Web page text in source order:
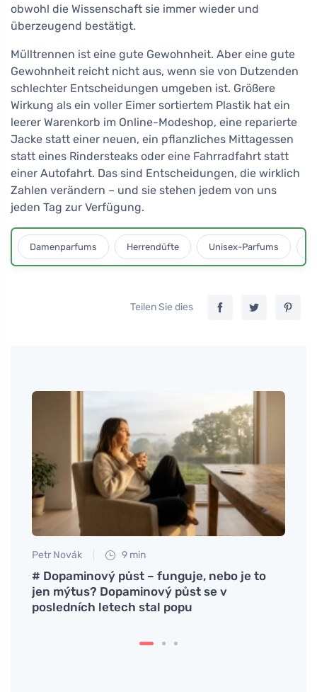
obwohl die Wissenschaft sie immer wieder und
überzeugend bestätigt.
Mülltrennen ist eine gute Gewohnheit. Aber eine gute
Gewohnheit reicht nicht aus, wenn sie von Dutzenden
schlechter Entscheidungen umgeben ist. Größere
Wirkung als ein voller Eimer sortiertem Plastik hat ein
leerer Warenkorb im Online-Modeshop, eine reparierte
Jacke statt einer neuen, ein pflanzliches Mittagessen
statt eines Rindersteaks oder eine Fahrradfahrt statt
einer Autofahrt. Das sind Entscheidungen, die wirklich
Zahlen verändern – und sie stehen jedem von uns
jeden Tag zur Verfügung.
Damenparfums Herrendüfte Unisex-Parfums
Teilen Sie dies
Petr Novák 9 min
# Dopaminový půst – funguje, nebo je to
jen mýtus? Dopaminový půst se v
posledních letech stal popu